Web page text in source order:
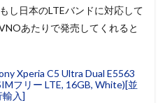
し日本のLTEバンドに対応して
あたりで発売してくれると
Xperia C5 Ultra Dual E5563
フリー LTE, 16GB, White)[並
輸入]